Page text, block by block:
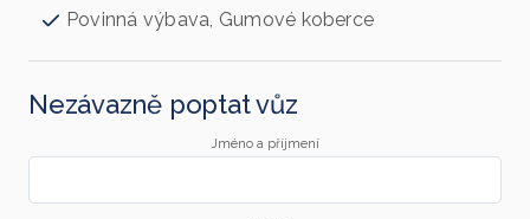
Povinná výbava, Gumové koberce
Nezávazně poptat vůz
Jméno a příjmení